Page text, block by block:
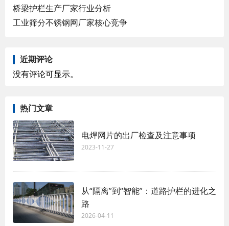
桥梁护栏生产厂家行业分析
工业筛分不锈钢网厂家核心竞争
近期评论
没有评论可显示。
热门文章
电焊网片的出厂检查及注意事项
2023-11-27
从“隔离”到“智能”：道路护栏的进化之
路
2026-04-11